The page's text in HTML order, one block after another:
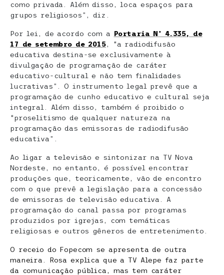
como privada. Além disso, loca espaços para
grupos religiosos”, diz.
Por lei, de acordo com a Portaria Nº 4.335, de
17 de setembro de 2015, “a radiodifusão
educativa destina-se exclusivamente à
divulgação de programação de caráter
educativo-cultural e não tem finalidades
lucrativas”. O instrumento legal prevê que a
programação de cunho educativo e cultural seja
integral. Além disso, também é proibido o
“proselitismo de qualquer natureza na
programação das emissoras de radiodifusão
educativa”.
Ao ligar a televisão e sintonizar na TV Nova
Nordeste, no entanto, é possível encontrar
produções que, teoricamente, vão de encontro
com o que prevê a legislação para a concessão
de emissoras de televisão educativa. A
programação do canal passa por programas
produzidos por igrejas, com temáticas
religiosas e outros gêneros de entretenimento.
O receio do Fopecom se apresenta de outra
maneira. Rosa explica que a TV Alepe faz parte
da comunicação pública, mas tem caráter